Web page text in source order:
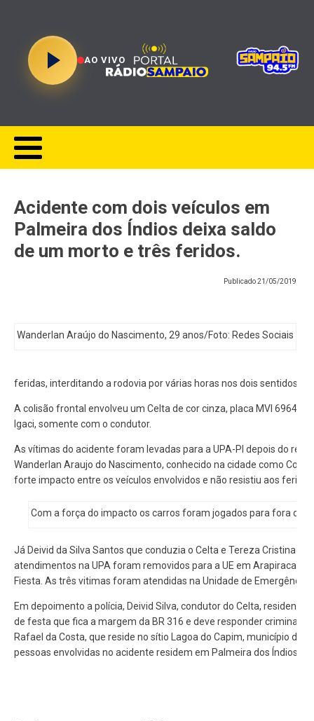
AO VIVO
Acidente com dois veículos em
Palmeira dos Índios deixa saldo
de um morto e três feridos.
Publicado21/05/2019
Wanderlan Araújo do Nascimento, 29 anos/Foto: Redes Sociais
feridas, interditando a rodovia por várias horas nos dois sentidos.
A colisão frontal envolveu um Celta de cor cinza, placa MVI 6964
Igaci, somente com o condutor.
As vítimas do acidente foram levadas para a UPA-PI depois do
Wanderlan Araujo do Nascimento, conhecido na cidade como
forte impacto entre os veículos envolvidos e não resistiu aos
Com a força do impacto os carros foram jogados para fora da
Já Deivid da Silva Santos que conduzia o Celta e Tereza Cristina
atendimentos na UPA foram removidos para a UE em Arapiraca, a
Fiesta. As três vitimas foram atendidas na Unidade de
Em depoimento a polícia, Deivid Silva, condutor do Celta,
de festa que fica a margem da BR 316 e deve responder
Rafael da Costa, que reside no sítio Lagoa do Capim, município
pessoas envolvidas no acidente residem em Palmeira dos Índios.